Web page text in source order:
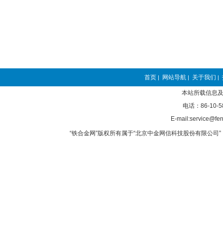
首页 | 网站导航 | 关于我们 |
本站所载信息
电话：86-10-
E-
“铁合金网”版权所有属于“北京中金网信科技股份有限公司